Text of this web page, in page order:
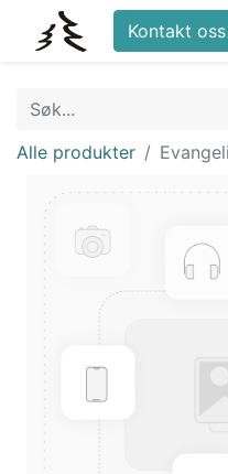
Kontakt oss
Alle produkter